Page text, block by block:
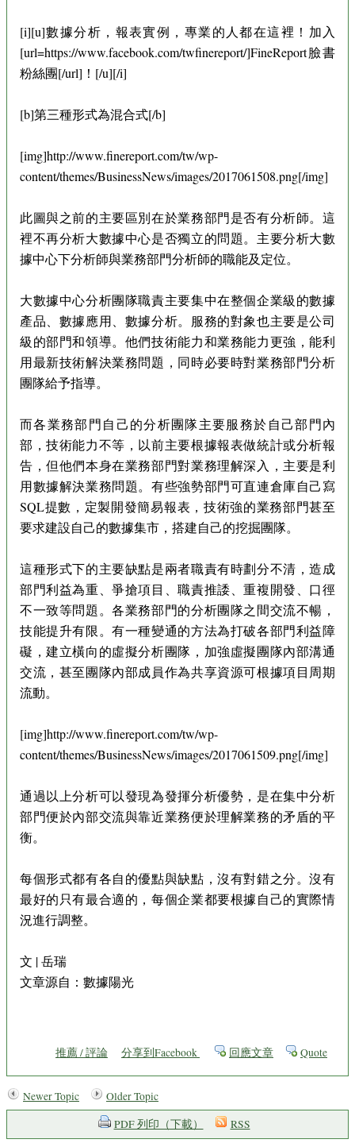
[i][u]數據分析，報表實例，專業的人都在這裡！加入
[url=https://www.facebook.com/twfinereport/]FineReport臉書
粉絲團[/url]！[/u][/i]
[b]第三種形式為混合式[/b]
[img]http://www.finereport.com/tw/wp-
content/themes/BusinessNews/images/2017061508.png[/img]
此圖與之前的主要區別在於業務部門是否有分析師。這
裡不再分析大數據中心是否獨立的問題。主要分析大數
據中心下分析師與業務部門分析師的職能及定位。
大數據中心分析團隊職責主要集中在整個企業級的數據
產品、數據應用、數據分析。服務的對象也主要是公司
級的部門和領導。他們技術能力和業務能力更強，能利
用最新技術解決業務問題，同時必要時對業務部門分析
團隊給予指導。
而各業務部門自己的分析團隊主要服務於自己部門內
部，技術能力不等，以前主要根據報表做統計或分析報
告，但他們本身在業務部門對業務理解深入，主要是利
用數據解決業務問題。有些強勢部門可直連倉庫自己寫
SQL提數，定製開發簡易報表，技術強的業務部門甚至
要求建設自己的數據集市，搭建自己的挖掘團隊。
這種形式下的主要缺點是兩者職責有時劃分不清，造成
部門利益為重、爭搶項目、職責推諉、重複開發、口徑
不一致等問題。各業務部門的分析團隊之間交流不暢，
技能提升有限。有一種變通的方法為打破各部門利益障
礙，建立橫向的虛擬分析團隊，加強虛擬團隊內部溝通
交流，甚至團隊內部成員作為共享資源可根據項目周期
流動。
[img]http://www.finereport.com/tw/wp-
content/themes/BusinessNews/images/2017061509.png[/img]
通過以上分析可以發現為發揮分析優勢，是在集中分析
部門便於內部交流與靠近業務便於理解業務的矛盾的平
衡。
每個形式都有各自的優點與缺點，沒有對錯之分。沒有
最好的只有最合適的，每個企業都要根據自己的實際情
況進行調整。
文 | 岳瑞
文章源自：數據陽光
推薦 / 評論 分享到Facebook 回應文章 Quote
Newer Topic
Older Topic
PDF 列印（下載）
RSS